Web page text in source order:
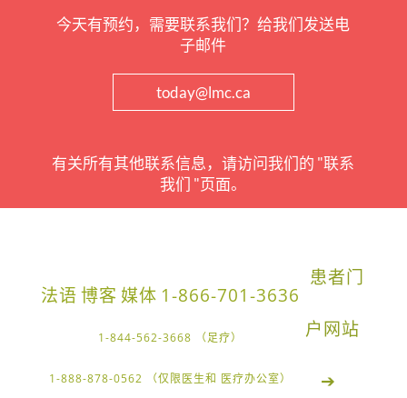
今天有预约，需要联系我们？给我们发送电
子邮件
today@lmc.ca
有关所有其他联系信息，请访问我们的 "联系
我们 "页面。
法语博客 媒体 1-866-701-3636
1-844-562-3668 （足疗）
1-888-878-0562 （仅限医生和 医疗办公室）
患者门
户网站
➔